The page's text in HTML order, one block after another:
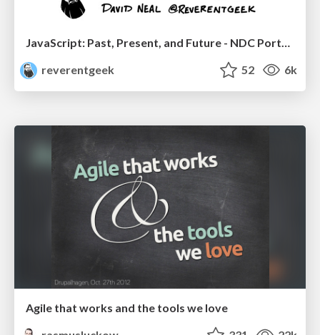
JavaScript: Past, Present, and Future - NDC Porto 2020
reverentgeek
52 6k
Agile that works and the tools we love